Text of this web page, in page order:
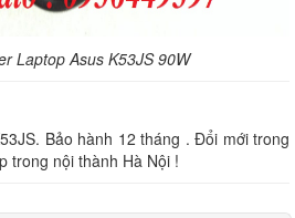
Laptop Asus K53JS 90W
Bảo hành 12 tháng . Đổi mới trong
trong nội thành Hà Nội !